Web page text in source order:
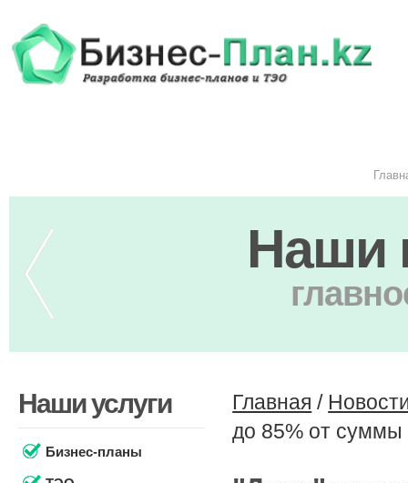
Наши
Наши услуги
Бизнес-планы
Главная /
до 85% от суммы